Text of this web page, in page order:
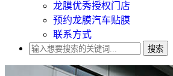
龙膜优秀授权门店
预约龙膜汽车贴膜
联系方式
搜索